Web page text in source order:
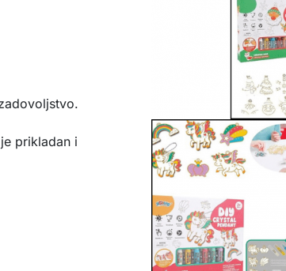
prikladan i